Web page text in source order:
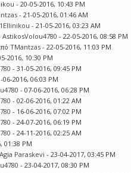
- 20-05-2016, 10:43 PM
- 21-05-2016, 01:46 AM
- 21-05-2016, 03:23 AM
AstikosVolou4780 - 22-05-2016, 08:58 PM
TMantzas - 22-05-2016, 11:03 PM
2016, 10:30 PM
- 31-05-2016, 09:45 PM
06-2016, 06:03 PM
- 07-06-2016, 06:28 PM
- 02-06-2016, 01:22 AM
- 16-06-2016, 07:02 PM
- 24-07-2016, 06:19 PM
- 24-11-2016, 02:25 AM
01:38 PM
Paraskevi - 23-04-2017, 03:45 PM
- 23-04-2017, 08:30 PM